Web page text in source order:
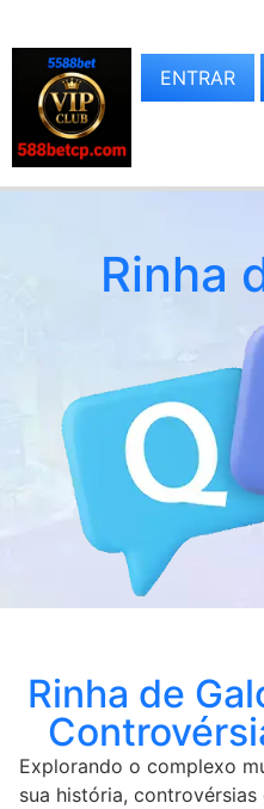
ENTRAR
Rinha
Rinha de
Explorando o complexo
sua história,